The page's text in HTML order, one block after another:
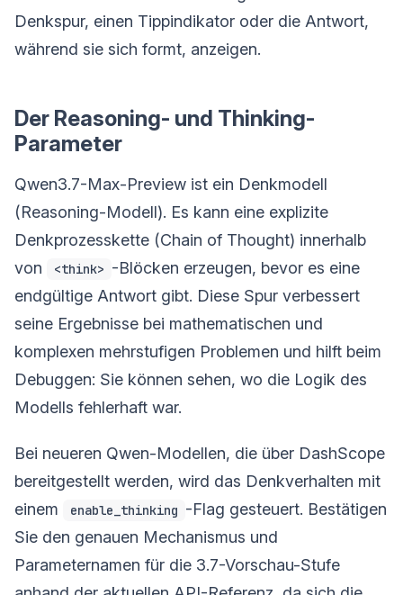
Denkspur, einen Tippindikator oder die Antwort,
während sie sich formt, anzeigen.
Der Reasoning- und Thinking-
Parameter
Qwen3.7-Max-Preview ist ein Denkmodell
(Reasoning-Modell). Es kann eine explizite
Denkprozesskette (Chain of Thought) innerhalb
von
<think> -Blöcken erzeugen, bevor es eine
endgültige Antwort gibt. Diese Spur verbessert
seine Ergebnisse bei mathematischen und
komplexen mehrstufigen Problemen und hilft beim
Debuggen: Sie können sehen, wo die Logik des
Modells fehlerhaft war.
Bei neueren Qwen-Modellen, die über DashScope
bereitgestellt werden, wird das Denkverhalten mit
einem
enable_thinking -Flag gesteuert. Bestätigen
Sie den genauen Mechanismus und
Parameternamen für die 3.7-Vorschau-Stufe